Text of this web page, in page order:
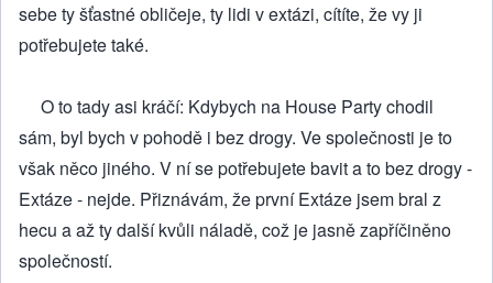
sebe ty šťastné obličeje, ty lidi v extázi, cítíte, že vy ji
potřebujete také.
O to tady asi kráčí: Kdybych na House Party chodil
sám, byl bych v pohodě i bez drogy. Ve společnosti je to
však něco jiného. V ní se potřebujete bavit a to bez drogy -
Extáze - nejde. Přiznávám, že první Extáze jsem bral z
hecu a až ty další kvůli náladě, což je jasně zapříčiněno
společností.